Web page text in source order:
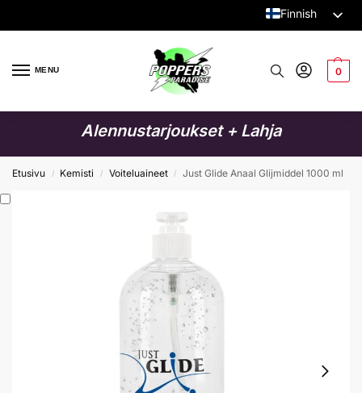
Finnish
English
Spanish
MENU 0
Alennustarjoukset + Lahja
Etusivu / Kemisti / Voiteluaineet / Just Glide Anaal Glijmiddel 1000 ml